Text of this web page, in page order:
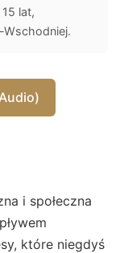
lat,
Wschodniej.
i społeczna
które niegdyś